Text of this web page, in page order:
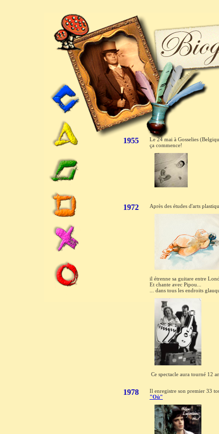
1955
Le 24 mai à Gosselies
ça commence!
1972 Après des études d'arts
il étrenne sa guitare entre
Et chante avec Pipou...
... dans tous les endroits
Ce spectacle aura tourné 12
1978
Il enregistre son premier 33
"Où"